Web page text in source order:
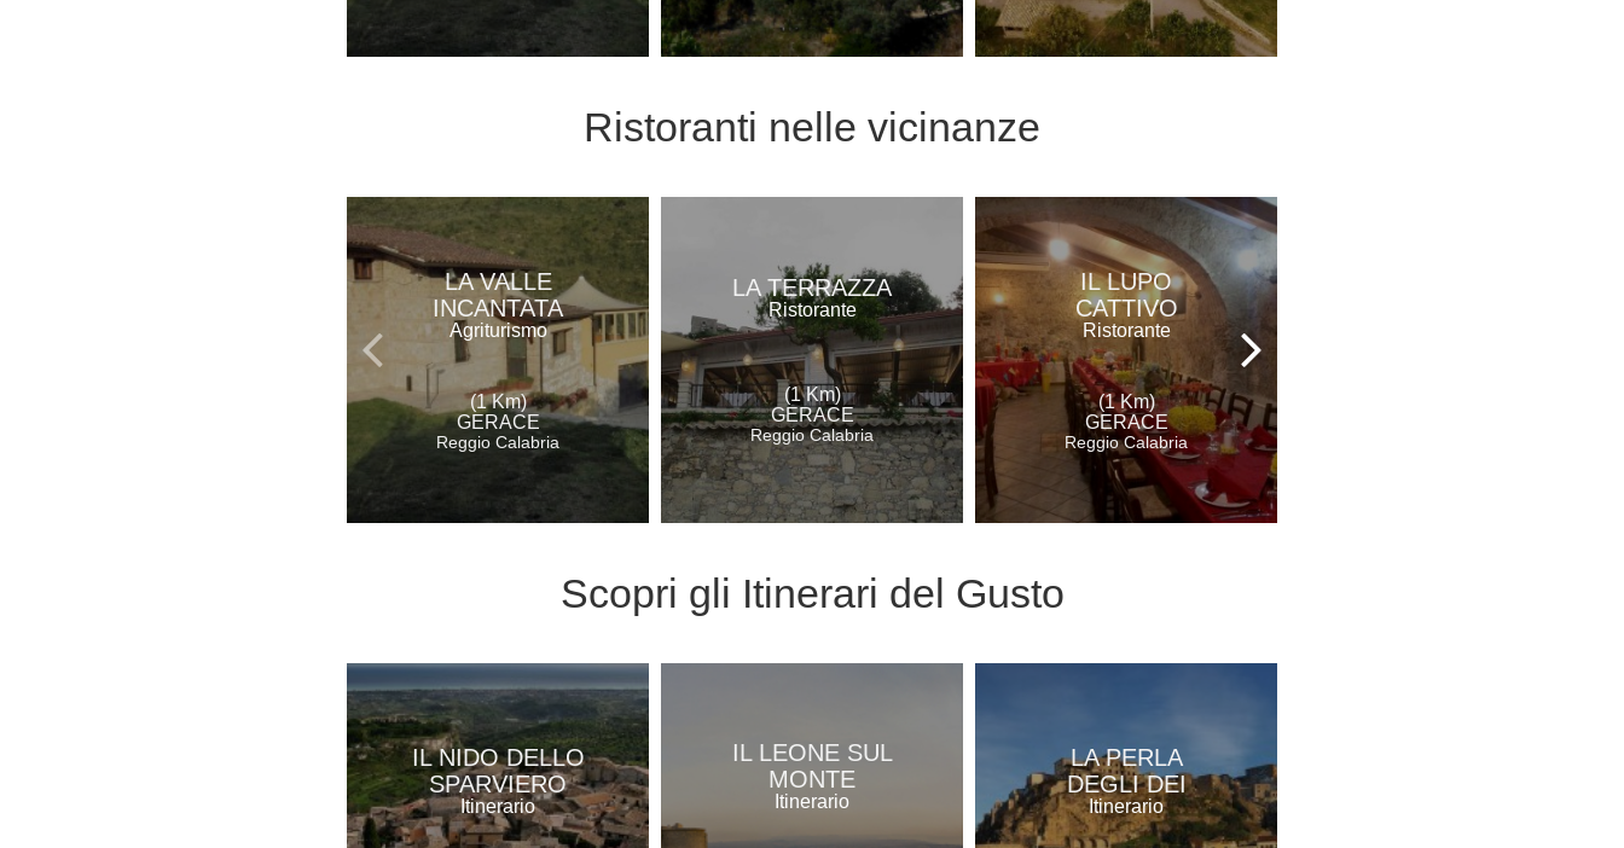
Ristoranti nelle vicinanze
LA VALLE
INCANTATA
Agriturismo
(1 Km)
GERACE
Reggio Calabria
LA TERRAZZA
Ristorante
(1 Km)
GERACE
Reggio Calabria
IL LUPO
CATTIVO
Ristorante
(1 Km)
GERACE
Reggio Calabria
Scopri gli Itinerari del Gusto
IL NIDO DELLO
SPARVIERO
Itinerario
IL LEONE SUL
MONTE
Itinerario
LA PERLA
DEGLI DEI
Itinerario